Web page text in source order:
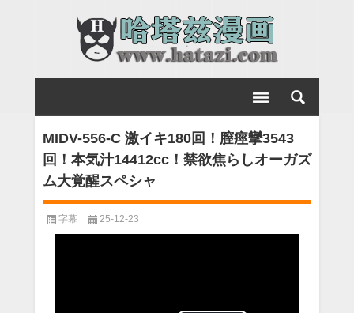
MIDV-556-C 激イキ180回！膣痙攣3543
回！本気汁14412cc！禁欲焦らしオーガズ
ム大覚醒スペシャ
字幕 25-12-23